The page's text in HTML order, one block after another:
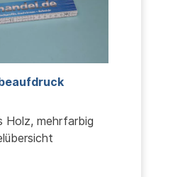
Holz, mehrfarbig